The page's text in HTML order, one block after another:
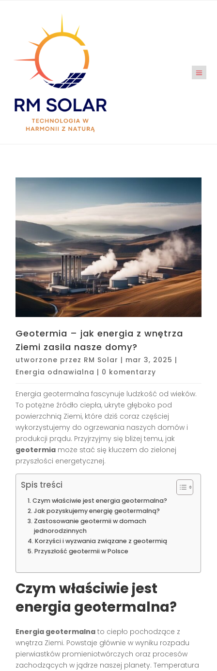
Geotermia – jak energia z wnętrza
Ziemi zasila nasze domy?
utworzone przez RM Solar | mar 3, 2025 |
Energia odnawialna | 0 komentarzy
Energia geotermalna fascynuje ludzkość od wieków.
To potężne źródło ciepła, ukryte głęboko pod
powierzchnią Ziemi, które dziś coraz częściej
wykorzystujemy do ogrzewania naszych domów i
produkcji prądu. Przyjrzyjmy się bliżej temu, jak
geotermia może stać się kluczem do zielonej
przyszłości energetycznej.
Spis treści
Czym właściwie jest energia geotermalna?
Jak pozyskujemy energię geotermalną?
Zastosowanie geotermii w domach
jednorodzinnych
Korzyści i wyzwania związane z geotermią
Przyszłość geotermii w Polsce
Czym właściwie jest
energia geotermalna?
Energia geotermalna to ciepło pochodzące z
wnętrza Ziemi. Powstaje głównie w wyniku rozpadu
pierwiastków promieniotwórczych oraz procesów
zachodzących w jądrze naszej planety. Temperatura